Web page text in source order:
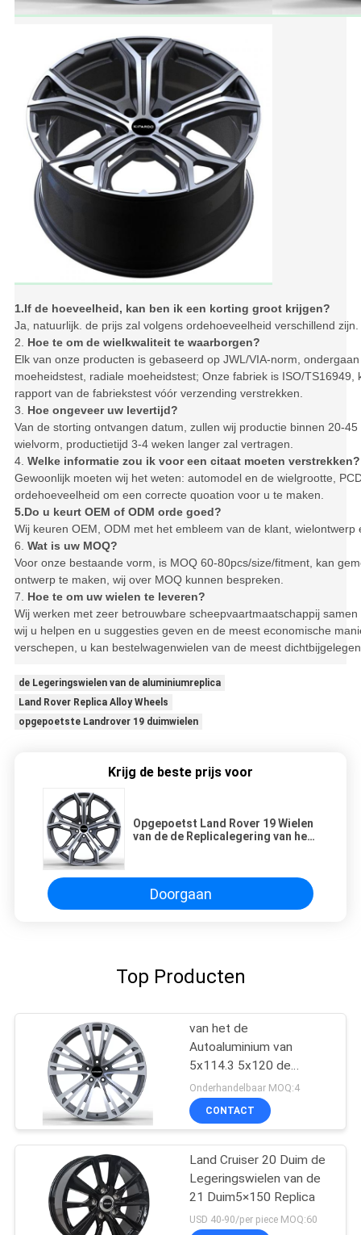
1.If de hoeveelheid, kan ben ik een korting groot krijgen?
Ja, natuurlijk. de prijs zal volgens ordehoeveelheid verschillend
2. Hoe te om de wielkwaliteit te waarborgen?
Elk van onze producten is gebaseerd op JWL/VIA-norm,
moeheidstest, radiale moeheidstest; Onze fabriek is ISO/
rapport van de fabriekstest vóór verzending verstrekken.
3. Hoe ongeveer uw levertijd?
Van de storting ontvangen datum, zullen wij productie binnen 20-
wielvorm, productietijd 3-4 weken langer zal vertragen.
4. Welke informatie zou ik voor een citaat moeten verstrekken?
Gewoonlijk moeten wij het weten: automodel en de wielgrootte,
ordehoeveelheid om een correcte quoation voor u te maken.
5.Do u keurt OEM of ODM orde goed?
Wij keuren OEM, ODM met het embleem van de klant,
6. Wat is uw MOQ?
Voor onze bestaande vorm, is MOQ 60-80pcs/size/fitment, kan
ontwerp te maken, wij over MOQ kunnen bespreken.
7. Hoe te om uw wielen te leveren?
Wij werken met zeer betrouwbare scheepvaartmaatschappij
wij u helpen en u suggesties geven en de meest economische
verschepen, u kan bestelwagenwielen van de meest
de Legeringswielen van de aluminiumreplica
Land Rover Replica Alloy Wheels
opgepoetste Landrover 19 duimwielen
Krijg de beste prijs voor
Opgepoetst Land Rover 19 Wielen
van de de Replicalegering van het
Doorgaan
Top Producten
van het de
Autoaluminium van
5x114.3 5x120 de
Legering van de
Replicaaudi rijdt grootte
18 19 20
Onderhandelbaar MOQ:4
CONTACT
Land Cruiser 20 Duim de
Legeringswielen van de
21 Duim5×150 Replica
USD 40-90/per piece MOQ:60